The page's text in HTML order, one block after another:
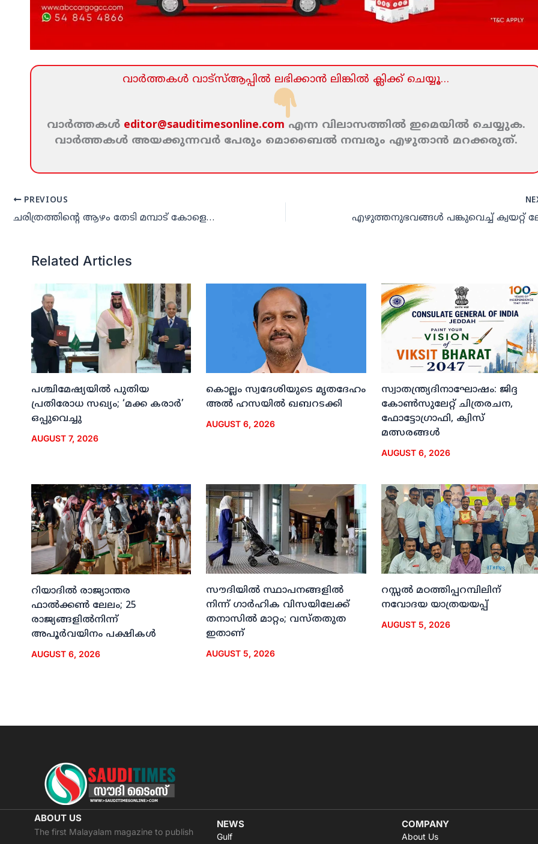
വാര്‍ത്തകള്‍ വാട്‌സ്‌ആപ്പില്‍ ലഭിക്കാന്‍ ലിങ്കില്‍ ക്ലിക്ക്‌ ചെയ്യൂ…
വാര്‍ത്തകള്‍ editor@sauditimesonline.com എന്ന വിലാസത്തില്‍ ഇമെയില്‍ ചെയ്യുക.
വാര്‍ത്തകള്‍ അയക്കുന്നവര്‍ പേരും മൊബൈല്‍ നമ്പരും എഴുതാന്‍ മറക്കരുത്‌.
PREVIOUS
ചരിത്രത്തിന്റെ ആഴം തേടി മമ്പാട് കോളെജ് അലുംനി ഗ്രാന്റ് ക്വിസ്
Related Articles
പശ്ചിമേഷ്യയില്‍ പുതിയ
പ്രതിരോധ സഖ്യം; ‘മക്ക കരാര്‍’
ഒപ്പുവെച്ചു
AUGUST 7, 2026
കൊല്ലം സ്വദേശിയുടെ മൃതദേഹം
അല്‍ ഹസയില്‍ ഖബറടക്കി
AUGUST 6, 2026
സ്വാതന്ത്ര്യദിനാഘോഷം: ജിദ്ദ
കോണ്‍സുലേറ്റ് ചിത്രരചന,
ഫോട്ടോഗ്രാഫി, ക്വിസ്
മത്സരങ്ങള്‍
AUGUST 6, 2026
റിയാദില്‍ രാജ്യാന്തര
ഫാല്‍ക്കണ്‍ ലേലം; 25
രാജ്യങ്ങളില്‍നിന്ന്
അപൂര്‍വയിനം പക്ഷികള്‍
AUGUST 6, 2026
സൗദിയില്‍ സ്ഥാപനങ്ങളില്‍
നിന്ന് ഗാര്‍ഹിക വിസയിലേക്ക്
തനാസില്‍ മാറ്റം; വസ്തതുത
ഇതാണ്
AUGUST 5, 2026
റസ്സല്‍ മഠത്തിപ്പറമ്പിലിന്
നവോദയ യാത്രയയപ്പ്
AUGUST 5, 2026
ABOUT US
The first Malayalam magazine to publish
NEWS
Gulf
COMPANY
About Us